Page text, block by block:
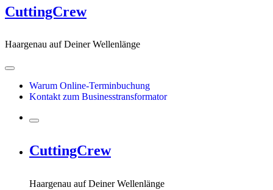
CuttingCrew
Haargenau auf Deiner Wellenlänge
Warum Online-Terminbuchung
Kontakt zum Businesstransformator
CuttingCrew
Haargenau auf Deiner Wellenlänge